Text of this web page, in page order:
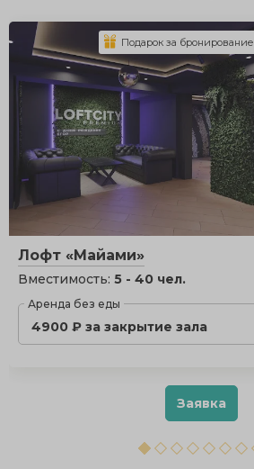
Лофт «Майами»
Вместимость: 5 - 40 чел.
Аренда без еды
4900 ₽ за закрытие зала
Подарок за бронирование
Заявка